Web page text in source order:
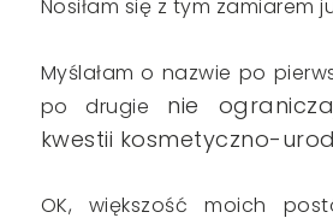
Nosiłam się z tym zamiarem
Myślałam o nazwie po
po drugie nie
kwestii kosmetyczno-
OK, większość moich